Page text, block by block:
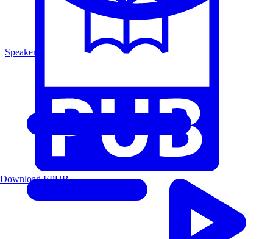
Speakers
Download EPUB